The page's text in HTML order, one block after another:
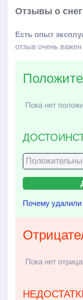
Отзывы о
Есть опыт
отзыв очень
Пока нет
Почему
Пока нет